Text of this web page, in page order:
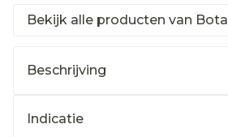
Bekijk alle producten van Bota
Beschrijving
Indicatie